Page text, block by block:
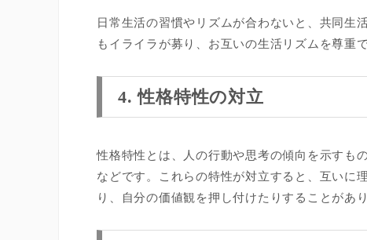
日常生活の習慣やリズムが合わないと、共同生
もイライラが募り、お互いの生活リズムを尊重
4. 性格特性の対立
性格特性とは、人の行動や思考の傾向を示すも
などです。これらの特性が対立すると、互いに
り、自分の価値観を押し付けたりすることがあり